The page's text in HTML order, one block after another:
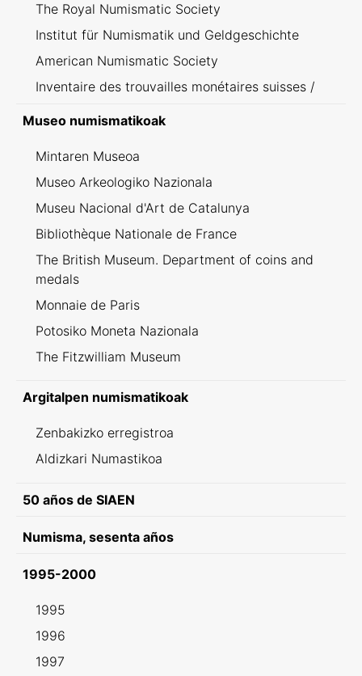
The Royal Numismatic Society
Institut für Numismatik und Geldgeschichte
American Numismatic Society
Inventaire des trouvailles monétaires suisses /
Museo numismatikoak
Mintaren Museoa
Museo Arkeologiko Nazionala
Museu Nacional d'Art de Catalunya
Bibliothèque Nationale de France
The British Museum. Department of coins and
medals
Monnaie de Paris
Potosiko Moneta Nazionala
The Fitzwilliam Museum
Argitalpen numismatikoak
Zenbakizko erregistroa
Aldizkari Numastikoa
50 años de SIAEN
Numisma, sesenta años
1995-2000
1995
1996
1997